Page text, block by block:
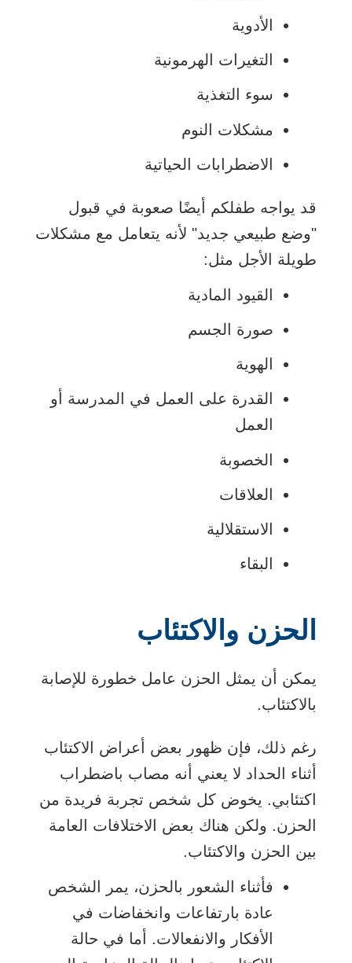
الأدوية
التغيرات الهرمونية
سوء التغذية
مشكلات النوم
الاضطرابات الحياتية
قد يواجه طفلكم أيضًا صعوبة في قبول
"وضع طبيعي جديد" لأنه يتعامل مع مشكلات
طويلة الأجل مثل:
القيود المادية
صورة الجسم
الهوية
القدرة على العمل في المدرسة أو
العمل
الخصوبة
العلاقات
الاستقلالية
البقاء
الحزن والاكتئاب
يمكن أن يمثل الحزن عامل خطورة للإصابة
بالاكتئاب.
رغم ذلك، فإن ظهور بعض أعراض الاكتئاب
أثناء الحداد لا يعني أنه مصاب باضطراب
اكتئابي. يخوض كل شخص تجربة فريدة من
الحزن. ولكن هناك بعض الاختلافات العامة
بين الحزن والاكتئاب.
فأثناء الشعور بالحزن، يمر الشخص
عادة بارتفاعات وانخفاضات في
الأفكار والانفعالات. أما في حالة